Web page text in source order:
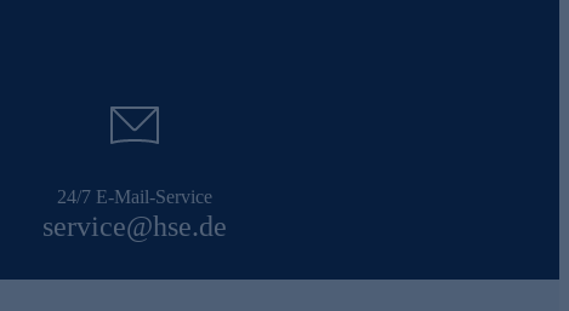
24/7 E-Mail-Service
service@hse.de